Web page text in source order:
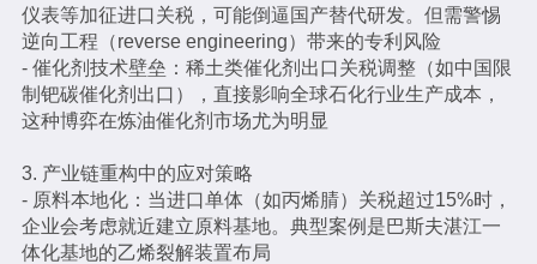
仪表等加征进口关税，可能倒逼国产替代研发。但需警惕
逆向工程（reverse engineering）带来的专利风险
- 催化剂技术壁垒：稀土类催化剂出口关税调整（如中国限
制钯碳催化剂出口），直接影响全球石化行业生产成本，
这种博弈在炼油催化剂市场尤为明显
3. 产业链重构中的应对策略
- 原料本地化：当进口单体（如丙烯腈）关税超过15%时，
企业会考虑就近建立原料基地。典型案例是巴斯夫湛江一
体化基地的乙烯裂解装置布局